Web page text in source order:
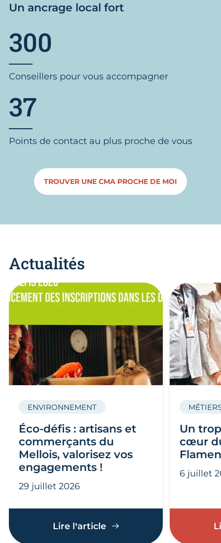
Un ancrage local fort
300
Conseillers pour vous accompagner
37
Points de contact au plus proche de vous
TROUVER UNE CMA PROCHE DE MOI
Actualités
Éco-défis : artisans et
commerçants du
Mellois, valorisez vos
engagements !
ENVIRONNEMENT
29 juillet 2026
Lire l’articleÉco-défis : artisans et
Un
cœur
6 juillet